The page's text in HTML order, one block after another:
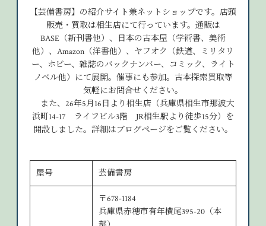
【芸備書房】の紹介サイト兼ネットショップです。店頭
販売・買取は相生店にて行っています。通販は
BASE（新刊書他）、日本の古本屋（学術書、美術
他）、Amazon（洋書他）、ヤフオク（鉄道、ミリタリ
ー、ホビー、雑誌のバックナンバー、コミック、ライト
ノベル他）にて展開。催事にも参加。古本探索買取等
気軽にお問合せください。
また、26年5月16日より相生店（兵庫県相生市那波大
浜町14-17 ライフビル3階 JR相生駅より徒歩15分）を
開設しました。詳細はブログページをご覧ください。
屋号 芸備書房
〒678-1184
兵庫県赤穂市有年横尾395-20（本